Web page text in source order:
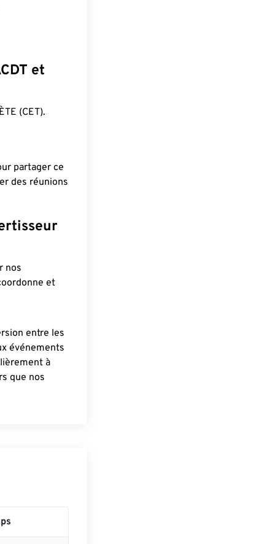
et
(CET).
partager ce
des réunions
nos
et
entre les
événements
à
que nos